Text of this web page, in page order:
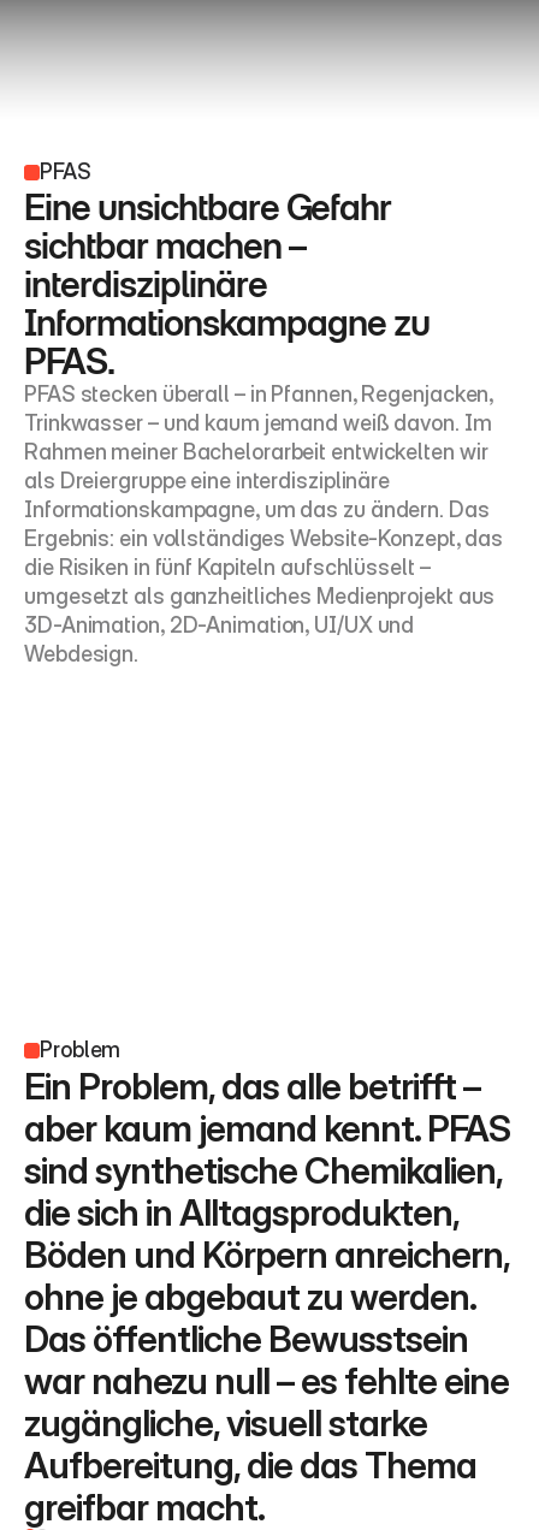
PFAS
Eine unsichtbare Gefahr
sichtbar machen –
interdisziplinäre
Informationskampagne zu
PFAS.
PFAS stecken überall – in Pfannen, Regenjacken,
Trinkwasser – und kaum jemand weiß davon. Im
Rahmen meiner Bachelorarbeit entwickelten wir
als Dreiergruppe eine interdisziplinäre
Informationskampagne, um das zu ändern. Das
Ergebnis: ein vollständiges Website-Konzept, das
die Risiken in fünf Kapiteln aufschlüsselt –
umgesetzt als ganzheitliches Medienprojekt aus
3D-Animation, 2D-Animation, UI/UX und
Webdesign.
Problem
Ein Problem, das alle betrifft –
aber kaum jemand kennt. PFAS
sind synthetische Chemikalien,
die sich in Alltagsprodukten,
Böden und Körpern anreichern,
ohne je abgebaut zu werden.
Das öffentliche Bewusstsein
war nahezu null – es fehlte eine
zugängliche, visuell starke
Aufbereitung, die das Thema
greifbar macht.